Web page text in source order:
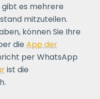
gibt es mehrere
mitzuteilen.
können Sie Ihre
die App der
per WhatsApp
ist die